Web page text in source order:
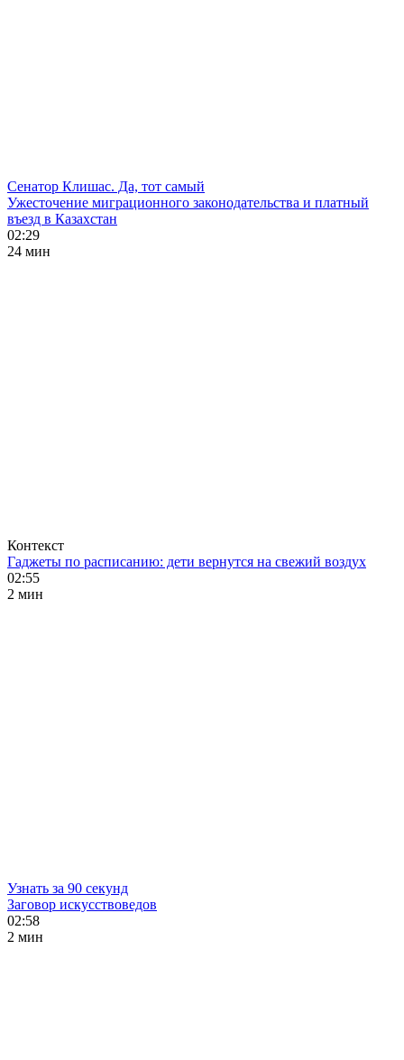
Сенатор Клишас. Да, тот самый
Ужесточение миграционного законодательства и платный
въезд в Казахстан
02:29
24 мин
Контекст
Гаджеты по расписанию: дети вернутся на свежий воздух
02:55
2 мин
Узнать за 90 секунд
Заговор искусствоведов
02:58
2 мин